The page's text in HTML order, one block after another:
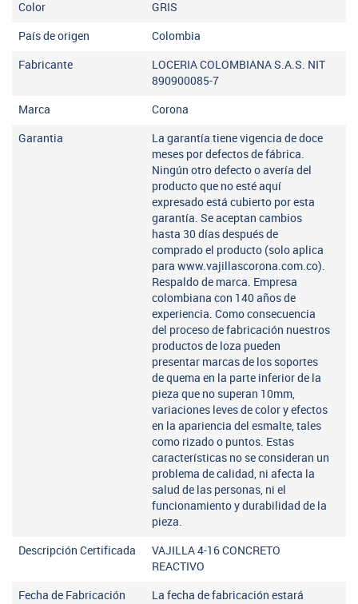
Color GRIS
País de origen Colombia
Fabricante
LOCERIA COLOMBIANA S.A.S. NIT
890900085-7
Marca Corona
Garantia
La garantía tiene vigencia de doce
meses por defectos de fábrica.
Ningún otro defecto o avería del
producto que no esté aquí
expresado está cubierto por esta
garantía. Se aceptan cambios
hasta 30 días después de
comprado el producto (solo aplica
para www.vajillascorona.com.co).
Respaldo de marca. Empresa
colombiana con 140 años de
experiencia. Como consecuencia
del proceso de fabricación nuestros
productos de loza pueden
presentar marcas de los soportes
de quema en la parte inferior de la
pieza que no superan 10mm,
variaciones leves de color y efectos
en la apariencia del esmalte, tales
como rizado o puntos. Estas
características no se consideran un
problema de calidad, ni afecta la
salud de las personas, ni el
funcionamiento y durabilidad de la
pieza.
Descripción Certificada
VAJILLA 4-16 CONCRETO
REACTIVO
Fecha de Fabricación
La fecha de fabricación estará